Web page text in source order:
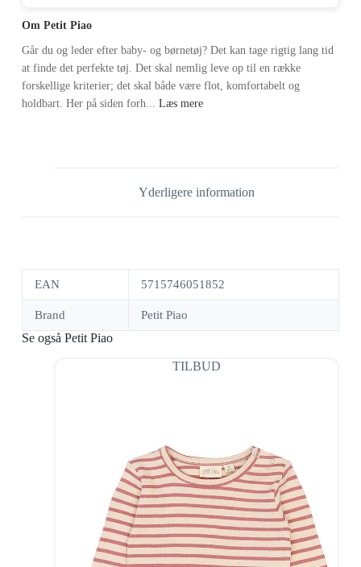
Om Petit Piao
Går du og leder efter baby- og børnetøj? Det kan tage rigtig lang tid
at finde det perfekte tøj. Det skal nemlig leve op til en række
forskellige kriterier; det skal både være flot, komfortabelt og
holdbart. Her på siden forh... Læs mere
Yderligere information
EAN 5715746051852
Brand Petit Piao
Se også Petit Piao
TILBUD